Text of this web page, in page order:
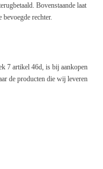
Bovenstaande laat
rechter.
7 artikel 46d, is bij aankopen
de producten die wij leveren